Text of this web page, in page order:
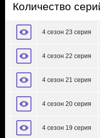
Количество
4 сезон 23 серия
4 сезон 22 серия
4 сезон 21 серия
4 сезон 20 серия
4 сезон 19 серия